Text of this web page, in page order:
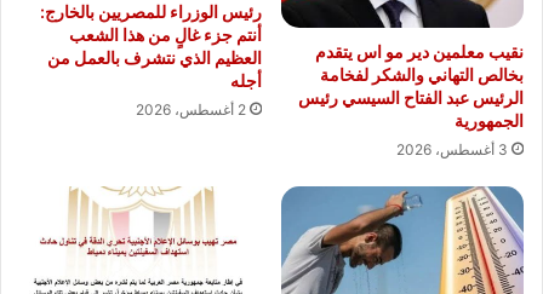
نقيب معلمين دير مو اس يتقدم
بخالص التهاني والشكر لفخامة
الرئيس عبد الفتاح السيسي رئيس
الجمهورية
3 أغسطس، 2026
رئيس الوزراء للمصريين بالخارج:
أنتم جزء غالٍ من هذا الشعب
العظيم الذي نتشرف بالعمل من
أجله
2 أغسطس، 2026